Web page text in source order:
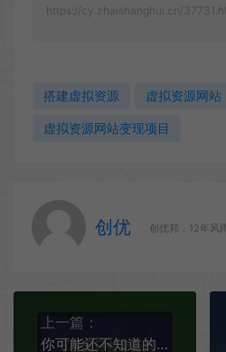
https://cy.zhaishanghui.cn/
搭建虚拟资源 虚拟资源网站
虚拟资源网站变现项目
创优 创优邦，12年风
上一篇：
你可能还不知道的虚拟资源站合伙人，月利润万+以上，无需经验